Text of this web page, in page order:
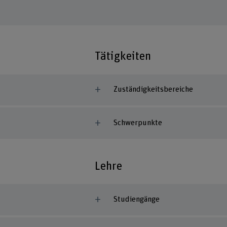
Tätigkeiten
Zuständigkeitsbereiche
Schwerpunkte
Lehre
Studiengänge